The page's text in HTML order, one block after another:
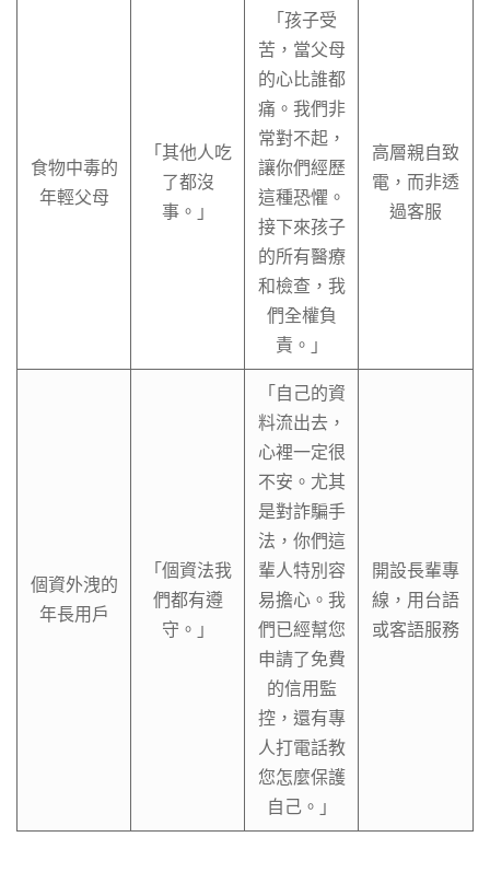
食物中毒的
年輕父母
「其他人吃
了都沒
事。」
「孩子受
苦，當父母
的心比誰都
痛。我們非
常對不起，
讓你們經歷
這種恐懼。
接下來孩子
的所有醫療
和檢查，我
們全權負
責。」
高層親自致
電，而非透
過客服
個資外洩的
年長用戶
「個資法我
們都有遵
守。」
「自己的資
料流出去，
心裡一定很
不安。尤其
是對詐騙手
法，你們這
輩人特別容
易擔心。我
們已經幫您
申請了免費
的信用監
控，還有專
人打電話教
您怎麼保護
自己。」
開設長輩專
線，用台語
或客語服務